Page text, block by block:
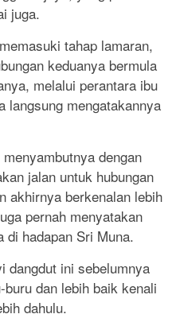
juga.
tahap lamaran,
keduanya bermula
melalui perantara ibu
langsung mengatakannya
dengan
jalan untuk hubungan
akhirnya berkenalan lebih
pernah menyatakan
di hadapan Sri Muna.
dangdut ini sebelumnya
dan lebih baik kenali
dahulu.